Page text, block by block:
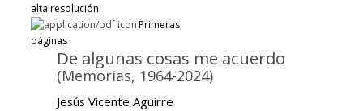
alta resolución
Primeras
páginas
De algunas cosas me acuerdo
(Memorias, 1964-2024)
Jesús Vicente Aguirre